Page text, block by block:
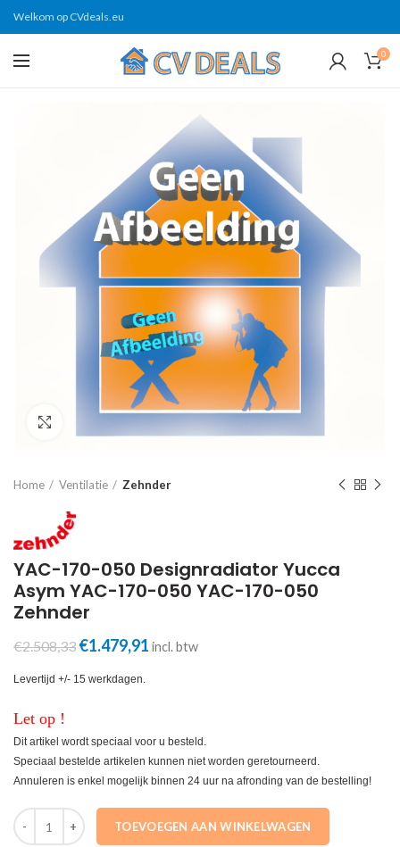
Welkom op CVdeals.eu
0
Home Ventilatie Zehnder
YAC-170-050 Designradiator Yucca
Asym YAC-170-050 YAC-170-050
Zehnder
€2.508,33 Oorspronkelijke
was:
€1.479,91Huidige
incl. btw
Levertijd +/- 15 werkdagen.
Let op !
Dit artikel wordt speciaal voor u besteld.
Speciaal bestelde artikelen kunnen niet worden geretourneerd.
Annuleren is enkel mogelijk binnen 24 uur na afronding van de bestelling!
YAC-170-050 Designradiator Yucca Asym YAC-170-050 YAC-170-
TOEVOEGEN AAN WINKELWAGEN